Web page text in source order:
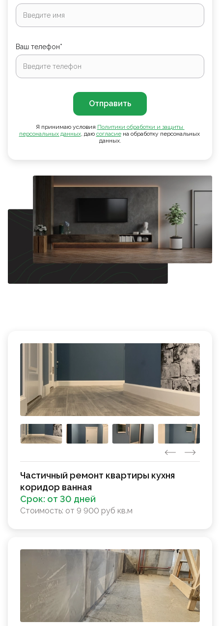
Ваш телефон*
Отправить
Я принимаю условия Политики обработки и защиты
персональных данных, даю согласие на обработку персональных
данных.
Частичный ремонт квартиры кухня
коридор ванная
Срок: от 30 дней
Стоимость: от 9 900 руб кв.м